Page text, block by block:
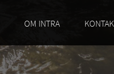
OM INTRA